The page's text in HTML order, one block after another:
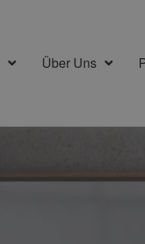
Über Uns